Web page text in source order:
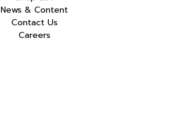
News & Content
Contact Us
Careers